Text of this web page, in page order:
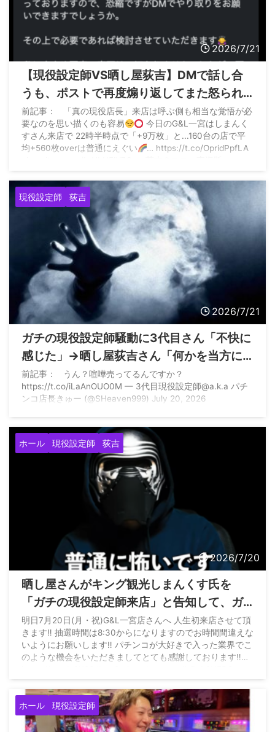
2026/7/21
【現役設定師VS晒し屋荻吉】DMで話し合
うも、ポストで再度煽り返してまた怒られ
る「本家は自分だ！って主張と現役設定師
という文言のブランド力を守りたい！傷つ
けられたくない！って思いが強いみたい」
前記事： 「真の現役店長」来店は呼ぶ側も相当な覚悟が必
要なのを思い描くのも容易
今日のG&L一宮はしまんく
すさん来店で 22時半時点で「+9万枚」と...160台の店で平
均+560枚overは普通にえぐい
… https://t.co/OpridPpfLA
現役設定師 荻吉
2026/7/21
ガチの現役設定師騒動に3代目さん「不快に
感じた」→晒し屋荻吉さん「何かを当方に
伝えたい場合は今後はDMでお願いします
ね。リプライは他人にやり取りを見せてイ
前記事： うん？喧嘩売ってるんですか？
https://t.co/iLaAnOUO0M — 3代目現役設定師@a.k.a パチ
ンコ店長きゅー (@SHeaven999) July 20, 2026
ホール 現役設定師 荻吉
2026/7/20
晒し屋さんがキング観光しまんくす氏を
「ガチの現役設定師来店」と告知して、ガ
チじゃない方の現役設定師に諭される
明日7月20日(月・祝)G&L一宮店さんへ 人生初来店させて頂
きます‼︎ 抽選時間は8:30からになりますのでお時間間違えな
いようにお願いします‼︎ パチンコが大好きで入った業界でこ
のような機会をいただきましてとても感謝しております‼︎…
ホール 現役設定師